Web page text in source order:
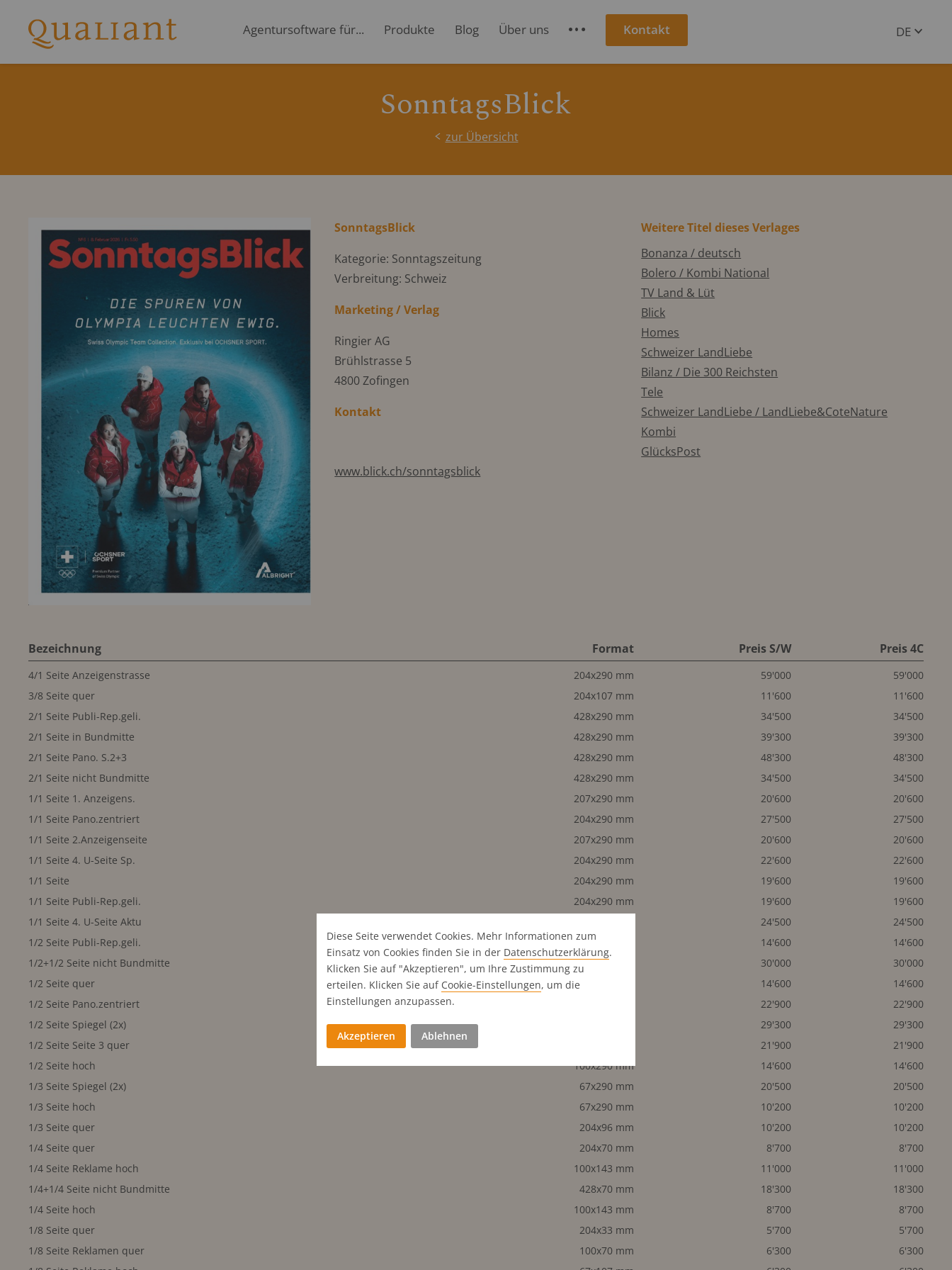
Agentursoftware für... Produkte Blog Über uns S Kontakt
DE
SonntagsBlick
zur Übersicht
SonntagsBlick
Kategorie: Sonntagszeitung
Verbreitung: Schweiz
Marketing / Verlag
Ringier AG
Brühlstrasse 5
4800 Zofingen
Kontakt
www.blick.ch/sonntagsblick
Weitere Titel dieses Verlages
Bonanza / deutsch
Bolero / Kombi National
TV Land & Lüt
Blick
Homes
Schweizer LandLiebe
Bilanz / Die 300 Reichsten
Tele
Schweizer LandLiebe / LandLiebe&CoteNature
Kombi
GlücksPost
Bezeichnung Format Preis S/W Preis 4C
4/1 Seite Anzeigenstrasse 204x290 mm 59'000
59'000
3/8 Seite quer
204x107 mm 11'600
11'600
2/1 Seite Publi-Rep.geli.
428x290 mm 34'500
34'500
2/1 Seite in Bundmitte
428x290 mm 39'300
39'300
2/1 Seite Pano. S.2+3
428x290 mm 48'300
48'300
2/1 Seite nicht Bundmitte
428x290 mm 34'500
34'500
1/1 Seite 1. Anzeigens.
207x290 mm 20'600
20'600
1/1 Seite Pano.zentriert
204x290 mm 27'500
27'500
1/1 Seite 2.Anzeigenseite
207x290 mm 20'600
20'600
1/1 Seite 4. U-Seite Sp.
204x290 mm 22'600
22'600
1/1 Seite
204x290 mm 19'600
19'600
1/1 Seite Publi-Rep.geli.
204x290 mm 19'600
19'600
1/1 Seite 4. U-Seite Aktu
24'500
24'500
1/2 Seite Publi-Rep.geli.
204x143 mm 14'600
14'600
1/2+1/2 Seite nicht Bundmitte
428x143 mm 30'000
30'000
1/2 Seite quer
204x143 mm 14'600
14'600
1/2 Seite Pano.zentriert
22'900
22'900
1/2 Seite Spiegel (2x)
29'300
29'300
1/2 Seite Seite 3 quer
21'900
21'900
1/2 Seite hoch
100x290 mm 14'600
14'600
1/3 Seite Spiegel (2x)
67x290 mm 20'500
20'500
1/3 Seite hoch
67x290 mm 10'200
10'200
1/3 Seite quer
204x96 mm 10'200
10'200
1/4 Seite quer
204x70 mm 8'700
8'700
1/4 Seite Reklame hoch
100x143 mm 11'000
11'000
1/4+1/4 Seite nicht Bundmitte
428x70 mm 18'300
18'300
1/4 Seite hoch
100x143 mm 8'700
8'700
1/8 Seite quer
204x33 mm 5'700
5'700
1/8 Seite Reklamen quer
100x70 mm 6'300
6'300
Diese Seite verwendet Cookies. Mehr Informationen zum
Einsatz von Cookies finden Sie in der Datenschutz­erklärung.
Klicken Sie auf "Akzeptieren", um Ihre Zustimmung zu
erteilen. Klicken Sie auf Cookie-Einstellungen, um die
Einstellungen anzupassen.
Akzeptieren Ablehnen